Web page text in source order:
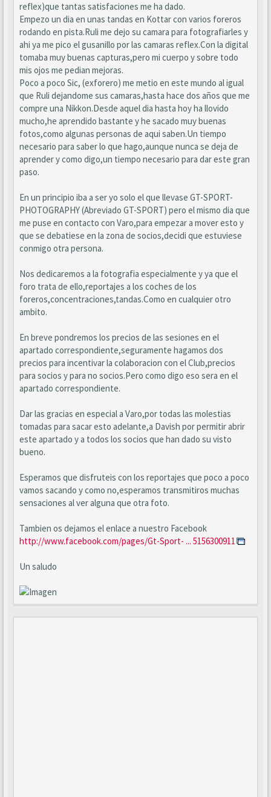
reflex)que tantas satisfaciones me ha dado.
Empezo un dia en unas tandas en Kottar con varios foreros
rodando en pista.Ruli me dejo su camara para fotografiarles y
ahi ya me pico el gusanillo por las camaras reflex.Con la digital
tomaba muy buenas capturas,pero mi cuerpo y sobre todo
mis ojos me pedian mejoras.
Poco a poco Sic, (exforero) me metio en este mundo al igual
que Ruli dejandome sus camaras,hasta hace dos años que me
compre una Nikkon.Desde aquel dia hasta hoy ha llovido
mucho,he aprendido bastante y he sacado muy buenas
fotos,como algunas personas de aqui saben.Un tiempo
necesario para saber lo que hago,aunque nunca se deja de
aprender y como digo,un tiempo necesario para dar este gran
paso.
En un principio iba a ser yo solo el que llevase GT-SPORT-
PHOTOGRAPHY (Abreviado GT-SPORT) pero el mismo dia que
me puse en contacto con Varo,para empezar a mover esto y
que se debatiese en la zona de socios,decidi que estuviese
conmigo otra persona.
Nos dedicaremos a la fotografia especialmente y ya que el
foro trata de ello,reportajes a los coches de los
foreros,concentraciones,tandas.Como en cualquier otro
ambito.
En breve pondremos los precios de las sesiones en el
apartado correspondiente,seguramente hagamos dos
precios para incentivar la colaboracion con el Club,precios
para socios y para no socios.Pero como digo eso sera en el
apartado correspondiente.
Dar las gracias en especial a Varo,por todas las molestias
tomadas para sacar esto adelante,a Davish por permitir abrir
este apartado y a todos los socios que han dado su visto
bueno.
Esperamos que disfruteis con los reportajes que poco a poco
vamos sacando y como no,esperamos transmitiros muchas
sensaciones al ver alguna que otra foto.
Tambien os dejamos el enlace a nuestro Facebook
http://www.facebook.com/pages/Gt-Sport- ... 5156300911
Un saludo